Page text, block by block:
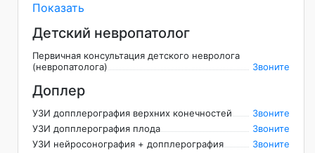
Показать
Детский невропатолог
Первичная консультация детского невролога
(невропатолога)
Звоните
Доплер
УЗИ допплерография верхних конечностей
Звоните
УЗИ допплерография плода
Звоните
УЗИ нейросонография + допплерография
Звоните